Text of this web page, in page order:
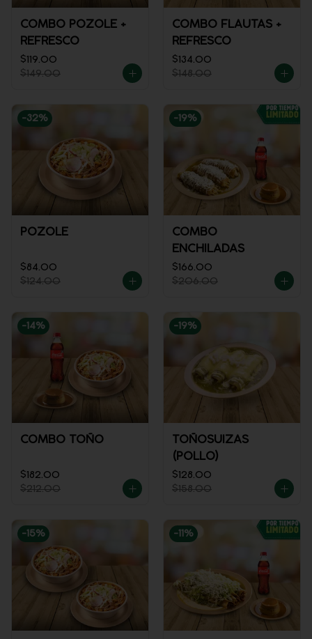
COMBO POZOLE +
REFRESCO
$119.00
$149.00
COMBO FLAUTAS +
REFRESCO
$134.00
$148.00
-32%
POZOLE
$84.00
$124.00
-19%
COMBO
ENCHILADAS
$166.00
$206.00
-14%
COMBO TOÑO
$182.00
$212.00
-19%
TOÑOSUIZAS
(POLLO)
$128.00
$158.00
-15% -11 %